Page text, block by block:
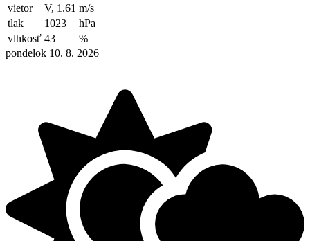
vietor
V, 1.61 m/s
tlak
1023
hPa
vlhkosť 43
%
pondelok 10. 8. 2026